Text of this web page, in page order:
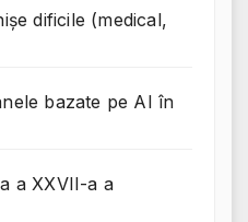
dificile (medical,
bazate pe AI în
a XXVII-a a